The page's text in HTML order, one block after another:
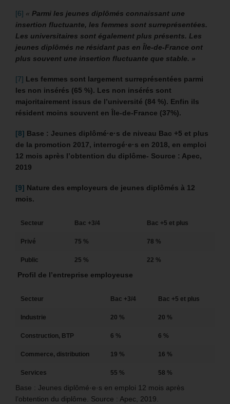
[6] « Parmi les jeunes diplômés connaissant une
insertion fluctuante, les femmes sont surreprésentées.
Les universitaires sont également plus présents. Les
jeunes diplômés ne résidant pas en Île-de-France ont
plus souvent une insertion fluctuante que stable. »
[7] Les femmes sont largement surreprésentées parmi
les non insérés (65 %). Les non insérés sont
majoritairement issus de l’université (84 %). Enfin ils
résident moins souvent en Île-de-France (37%).
[8] Base : Jeunes diplômé·e·s de niveau Bac +5 et plus
de la promotion 2017, interrogé·e·s en 2018, en emploi
12 mois après l’obtention du diplôme- Source : Apec,
2019
[9] Nature des employeurs de jeunes diplômés à 12
mois.
Secteur Bac +3/4 Bac +5 et plus
Privé 75 % 78 %
Public 25 % 22 %
Profil de l’entreprise employeuse
Secteur Bac +3/4 Bac +5 et plus
Industrie 20 % 20 %
Construction, BTP 6 % 6 %
Commerce, distribution 19 % 16 %
Services 55 % 58 %
Base : Jeunes diplômé·e·s en emploi 12 mois après
l’obtention du diplôme. Source : Apec, 2019.